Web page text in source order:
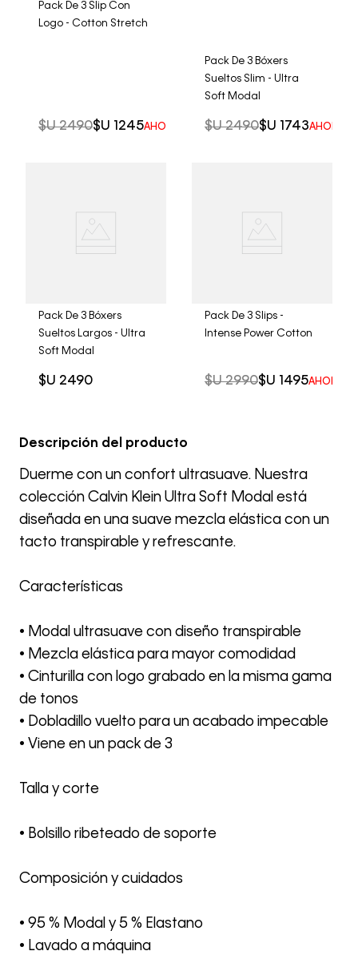
Pack De 3 Slip Con
Logo - Cotton Stretch
$U 2490$U 1245AHORRO DEL50%
Pack De 3 Bóxers
Sueltos Slim - Ultra
Soft Modal
$U 2490$U 1743AHORRO
Pack De 3 Bóxers
Sueltos Largos - Ultra
Soft Modal
$U 2490
Pack De 3 Slips -
Intense Power Cotton
$U 2990$U 1495AHORRO
Descripción del producto
Duerme con un confort ultrasuave. Nuestra
colección Calvin Klein Ultra Soft Modal está
diseñada en una suave mezcla elástica con un
tacto transpirable y refrescante.
Características
• Modal ultrasuave con diseño transpirable
• Mezcla elástica para mayor comodidad
• Cinturilla con logo grabado en la misma gama
de tonos
• Dobladillo vuelto para un acabado impecable
• Viene en un pack de 3
Talla y corte
• Bolsillo ribeteado de soporte
Composición y cuidados
• 95 % Modal y 5 % Elastano
• Lavado a máquina